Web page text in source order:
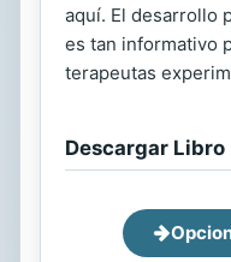
aquí. El desarrollo
es tan informativo
terapeutas
Descargar Libro